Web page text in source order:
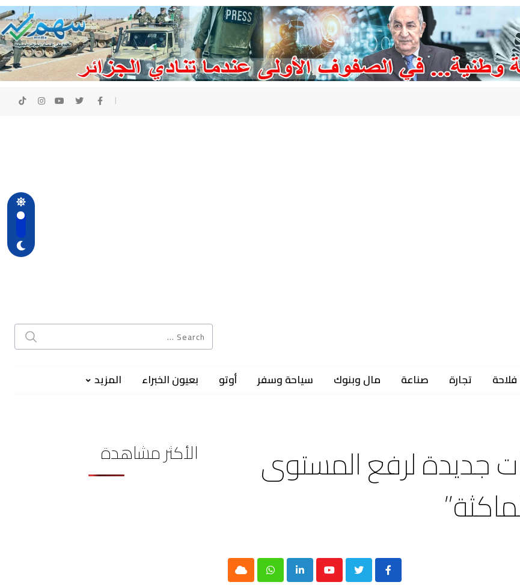
فلاحة تجارة صناعة مال وبنوك سياحة وسفر أوتو بعيون الخبراء المزيد
جديدة لرفع المستوى
Youtube
LinkedIn
Whatsapp
Cloud
الأكثر مشاهدة